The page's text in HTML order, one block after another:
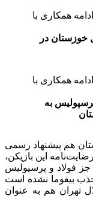
خوزستان در
به
هم پیشنهاد رسمی
این بازیکن،
جز فولاد و پرسپولیس
بیفوما نشده است
تهران هم به عنوان